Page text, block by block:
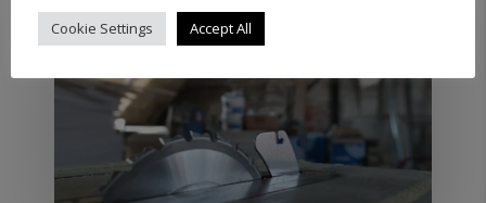
Cookie Settings Accept All